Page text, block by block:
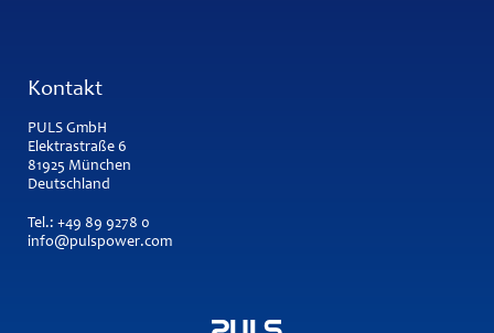
Kontakt
PULS GmbH
Elektrastraße 6
81925 München
Deutschland
Tel.: +49 89 9278 0
info@pulspower.com